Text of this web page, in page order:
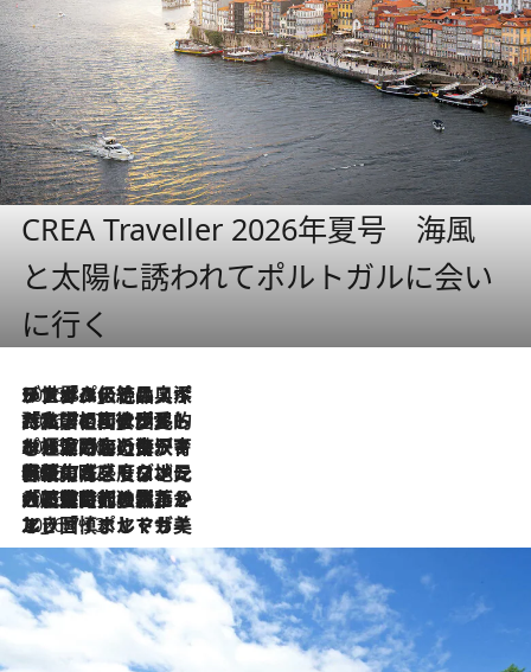
CREA Traveller 2026年夏号 海風
と太陽に誘われてポルトガルに会い
に行く
2026.8.8
リスボンの絶品スイーツ「パステル・デ・ナタ」とは？ポルトガル伝統の奥深い世界へ
2026.7.27
「私の祖国はポルトガル語です」国民的詩人フェルナンド・ペソアと、彼が愛した文学の街を歩く
2026.7.26
ポルトガル近海が育む極上の海の幸。キリリと冷えた白ワインと愉しむ、シーフード専門店の贅沢
2026.7.22
伝統の味をモダンに昇華。高感度な地元客が集う、リスボンの最旬ガストロノミー
2026.7.21
大航海時代の栄華から、震災、独裁、そして革命へ。ポルトガル・首都リスボンの石畳に刻まれた「歴史の光と影」
2026.7.13
エッセイ・ヤマザキマリ「慎ましくも美しき国 ポルトガル」